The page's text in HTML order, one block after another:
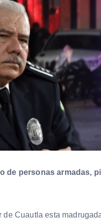
de personas armadas,
Cuautla esta